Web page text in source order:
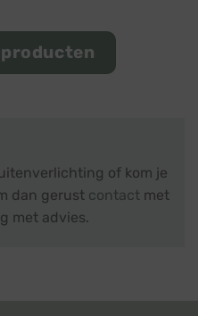
of kom je
dan gerust contact met
met advies.